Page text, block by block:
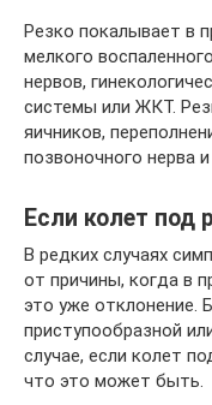
Резко покалывает в
мелкого
нервов,
системы или ЖКТ.
яичников,
позвоночного нерва
Если колет под
В редких случаях
от причины, когда в
это уже отклонение.
приступообразной
случае, если колет
что это может быть.